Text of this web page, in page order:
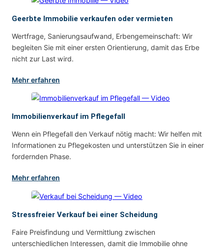
Geerbte Immobilie verkaufen oder vermieten
Wertfrage, Sanierungsaufwand, Erbengemeinschaft: Wir
begleiten Sie mit einer ersten Orientierung, damit das Erbe
nicht zur Last wird.
Mehr erfahren
Immobilienverkauf im Pflegefall
Wenn ein Pflegefall den Verkauf nötig macht: Wir helfen mit
Informationen zu Pflegekosten und unterstützen Sie in einer
fordernden Phase.
Mehr erfahren
Stressfreier Verkauf bei einer Scheidung
Faire Preisfindung und Vermittlung zwischen
unterschiedlichen Interessen, damit die Immobilie ohne